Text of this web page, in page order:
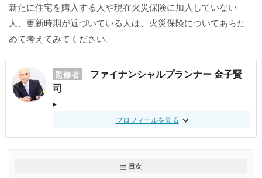
新たに住宅を購入する人や現在火災保険に加入していない
人、更新時期が近づいている人は、火災保険についてあらた
めて考えてみてください。
監修者
ファイナンシャルプランナー 金子賢
司
プロフィールを見る
目次